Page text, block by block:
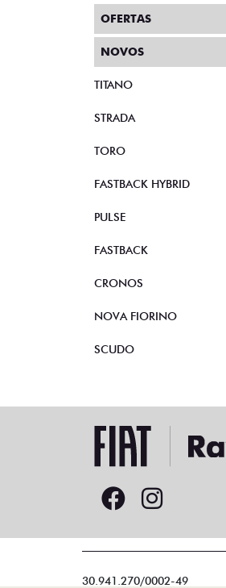
OFERTAS
NOVOS
TITANO
STRADA
TORO
FASTBACK HYBRID
PULSE
FASTBACK
CRONOS
NOVA FIORINO
SCUDO
30.941.270/0002-49